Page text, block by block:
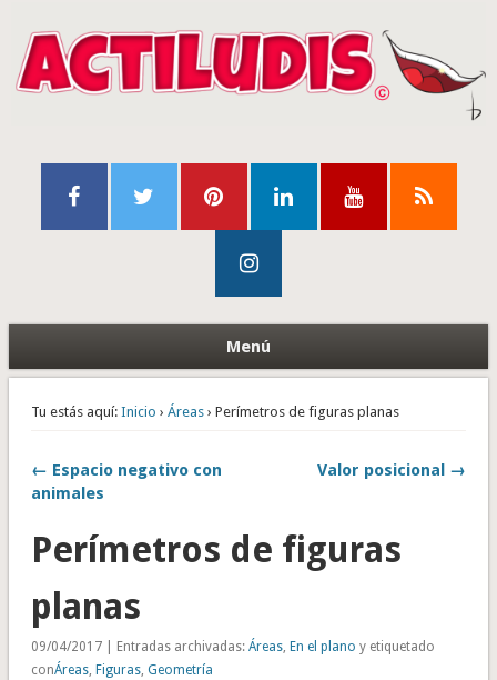
Menú
Tu estás aquí: Inicio › Áreas› Perímetros de figuras planas
← Espacio negativo con
animales
Valor posicional →
Perímetros de figuras
planas
09/04/2017 | Entradas archivadas: Áreas, En el plano y etiquetado
conÁreas, Figuras, Geometría